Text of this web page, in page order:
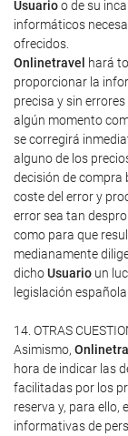
Usuarioo de su
informáticos
ofrecidos.
Onlinetravel
hará
proporcionar la
precisa y sin
algún momento
se corregirá
alguno de los
decisión de compra
coste del error y
error sea tan
como para que
medianamente
dichoUsuario un
legislación
14. OTRAS
Asimismo,
hora de indicar las
facilitadas por los
reserva y, para ello,
informativas de